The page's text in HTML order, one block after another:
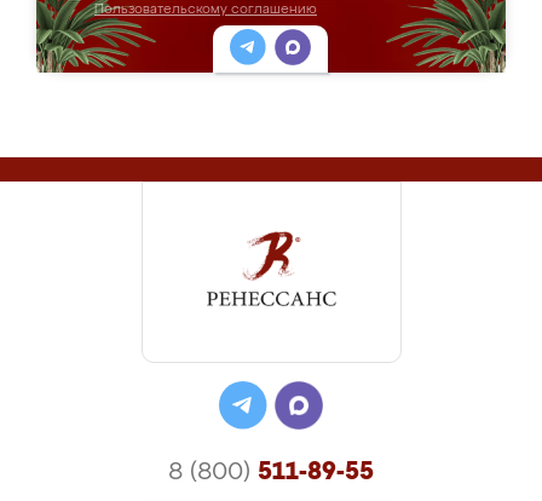
Пользовательскому соглашению
8 (800) 511-89-55